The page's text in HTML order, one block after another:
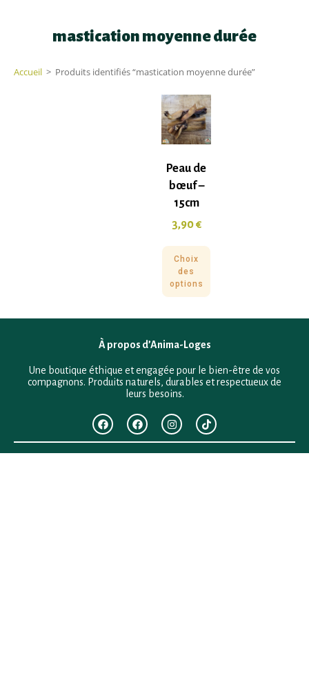
mastication moyenne durée
Accueil > Produits identifiés “mastication moyenne durée”
Peau de
bœuf –
15cm
3,90€
Choix
des
options
À propos d’Anima-Loges
Une boutique éthique et engagée pour le bien-être de vos
compagnons. Produits naturels, durables et respectueux de
leurs besoins.